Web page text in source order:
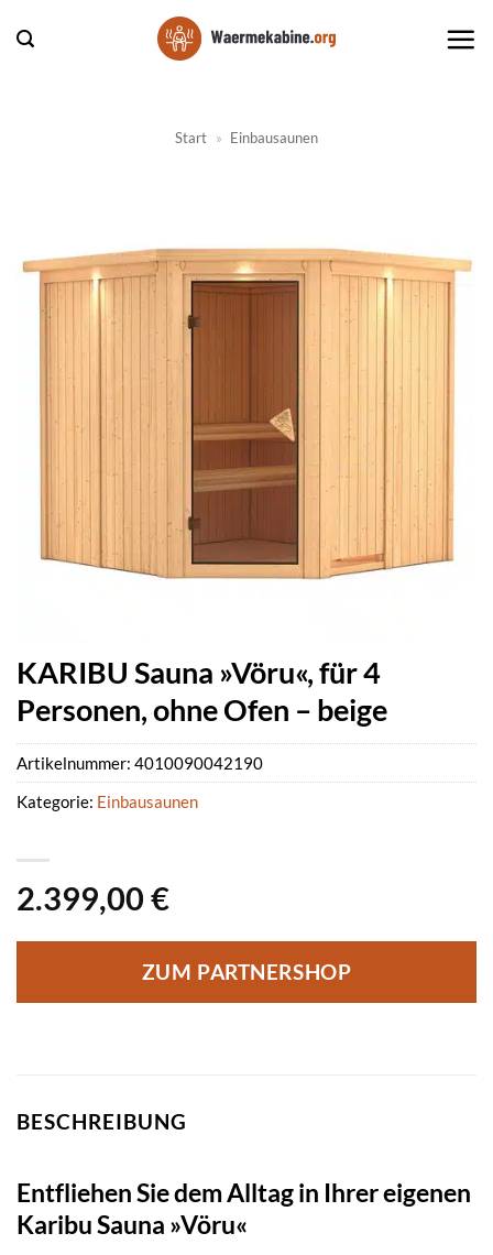
Inhalt
Start » Einbausaunen
KARIBU Sauna »Vöru«, für 4
Personen, ohne Ofen – beige
2.399,00 €
ZUM PARTNERSHOP
Artikelnummer: 4010090042190
Kategorie: Einbausaunen
BESCHREIBUNG
Entfliehen Sie dem Alltag in Ihrer eigenen
Karibu Sauna »Vöru«